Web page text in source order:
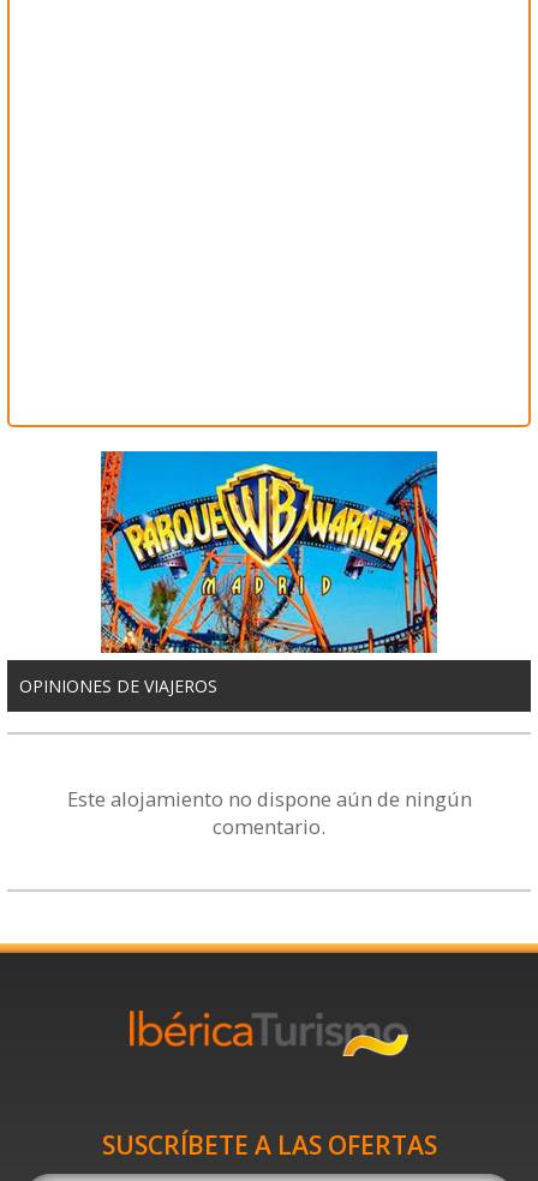
OPINIONES DE VIAJEROS
Este alojamiento no dispone aún de ningún
comentario.
SUSCRÍBETE A LAS OFERTAS